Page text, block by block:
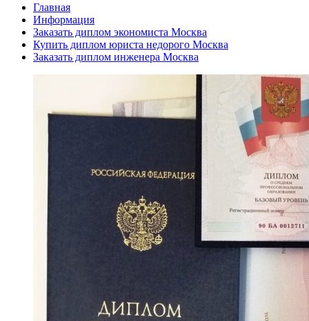
Главная
Информация
Заказать диплом экономиста Москва
Купить диплом юриста недорого Москва
Заказать диплом инженера Москва